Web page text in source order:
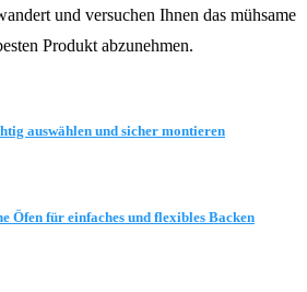
und versuchen Ihnen das mühsame
Produkt abzunehmen.
auswählen und sicher montieren
Öfen für einfaches und flexibles Backen